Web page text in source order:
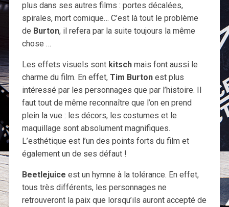
plus dans ses autres films : portes décalées,
spirales, mort comique… C’est là tout le problème
de Burton, il refera par la suite toujours la même
chose …
Les effets visuels sont kitschmais font aussi le
charme du film. En effet,Tim Burtonest plus
intéressé par les personnages que par l’histoire. Il
faut tout de même reconnaître que l’on en prend
plein la vue : les décors, les costumes et le
maquillage sont absolument magnifiques.
L’esthétique est l’un des points forts du film et
également un de ses défaut !
Beetlejuice est un hymne à la tolérance. En effet,
tous très différents, les personnages ne
retrouveront la paix que lorsqu’ils auront accepté de